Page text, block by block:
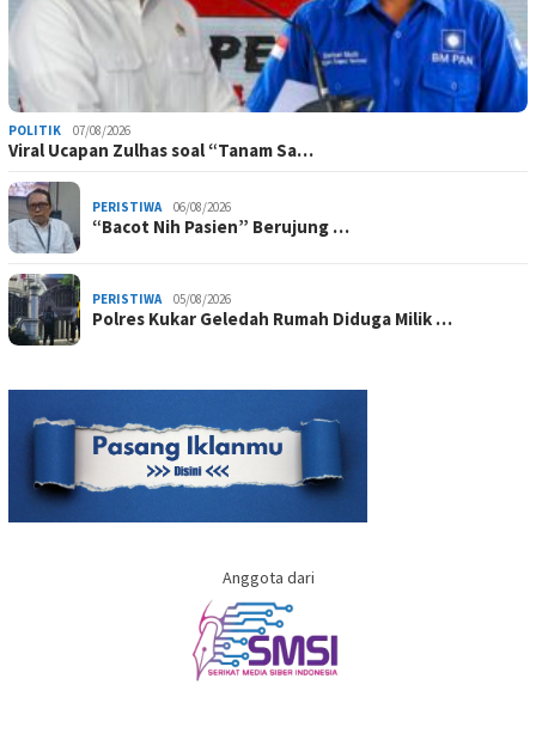
POLITIK 07/08/2026
Viral Ucapan Zulhas soal “Tanam Sa…
PERISTIWA 06/08/2026
“Bacot Nih Pasien” Berujung …
PERISTIWA 05/08/2026
Polres Kukar Geledah Rumah Diduga Milik …
Anggota dari